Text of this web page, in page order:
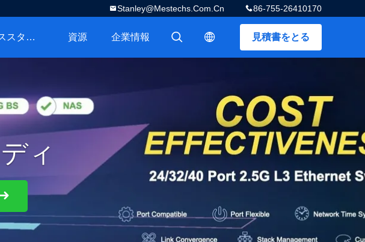
86-755-26410170
Stanley@mestechs.com.cn
見積書をとる
ケーススタディ 資源 企業情報
ィ